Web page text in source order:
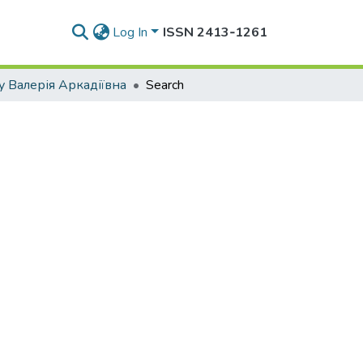
Log In ISSN 2413‑1261
Аркадіївна Search